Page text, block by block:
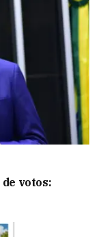
votos: